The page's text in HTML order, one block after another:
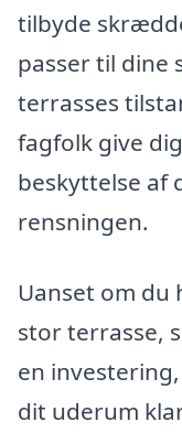
tilbyde
passer til dine
terrasses
fagfolk give
beskyttelse af
rensningen.
Uanset om du
stor terrasse,
en
dit uderum